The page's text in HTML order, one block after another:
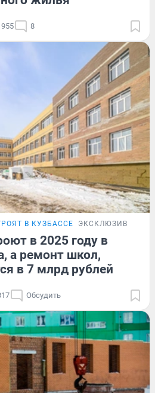
955 8
В КУЗБАССЕ ЭКСКЛЮЗИВ
в 2025 году в
а ремонт школ,
в 7 млрд рублей
Обсудить